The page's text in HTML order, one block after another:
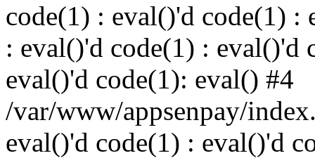
code(1) : eval()'d code(1) :
: eval()'d code(1) : eval()'d
eval()'d code(1): eval() #4
/var/www/appsenpay/
eval()'d code(1) : eval()'d